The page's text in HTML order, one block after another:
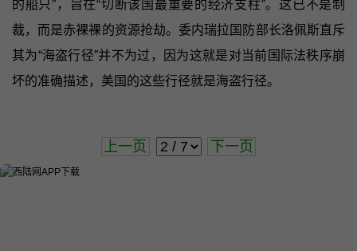
的船只”，旨在“切断该国最重要的经济支柱”。这已不是制
裁，而是赤裸裸的资源抢劫。委内瑞拉国防部长洛佩斯直斥
其为“海盗行径”并不为过，因为这就是对当前国际法秩序崩
坏的准确描述，美国的这些行径就是海盗行径。
上一页 下一页